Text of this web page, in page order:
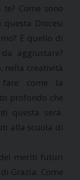
Come sono
questa Diocesi
È quello di
aggiustare?
nella creatività
come la
profondo che
questa sera.
alla scuola di
meriti futuri
Grazia. Come